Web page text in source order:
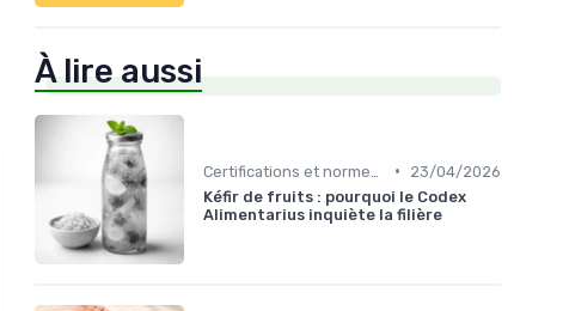
À lire aussi
•
23/04/2026
Kéfir de fruits : pourquoi le Codex
Alimentarius inquiète la filière